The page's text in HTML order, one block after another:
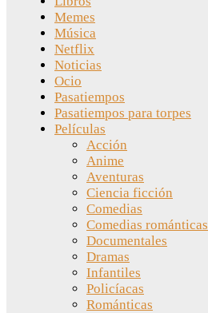
Memes
Música
Netflix
Noticias
Ocio
Pasatiempos
Pasatiempos para torpes
Películas
Acción
Anime
Aventuras
Ciencia ficción
Comedias
Comedias románticas
Documentales
Dramas
Infantiles
Policíacas
Románticas